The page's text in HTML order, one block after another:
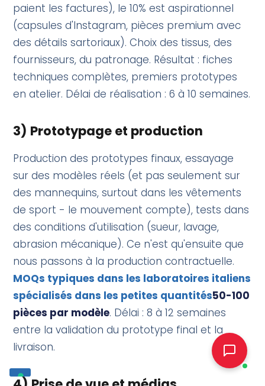
paient les factures), le 10% est aspirationnel
(capsules d'Instagram, pièces premium avec
des détails sartoriaux). Choix des tissus, des
fournisseurs, du patronage. Résultat : fiches
techniques complètes, premiers prototypes
en atelier. Délai de réalisation : 6 à 10 semaines.
3) Prototypage et production
Production des prototypes finaux, essayage
sur des modèles réels (et pas seulement sur
des mannequins, surtout dans les vêtements
de sport - le mouvement compte), tests dans
des conditions d'utilisation (sueur, lavage,
abrasion mécanique). Ce n'est qu'ensuite que
nous passons à la production contractuelle.
MOQs typiques dans les laboratoires italiens
spécialisés dans les petites quantités50-100
pièces par modèle. Délai : 8 à 12 semaines
entre la validation du prototype final et la
livraison.